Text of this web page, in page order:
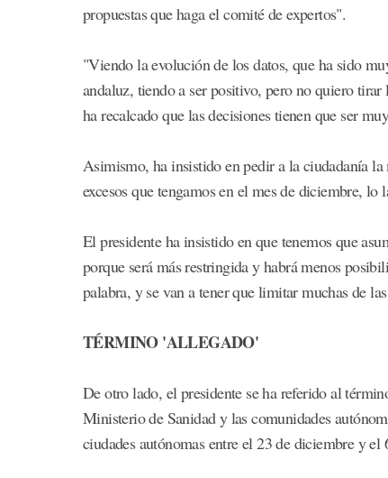
propuestas que haga el comité de expertos".
"Viendo la evolución de los datos, que ha sido
andaluz, tiendo a ser positivo, pero no quiero
ha recalcado que las decisiones tienen que ser
Asimismo, ha insistido en pedir a la ciudadanía
excesos que tengamos en el mes de diciembre, lo
El presidente ha insistido en que tenemos que
porque será más restringida y habrá menos
palabra, y se van a tener que limitar muchas de
TÉRMINO 'ALLEGADO'
De otro lado, el presidente se ha referido al
Ministerio de Sanidad y las comunidades
ciudades autónomas entre el 23 de diciembre y